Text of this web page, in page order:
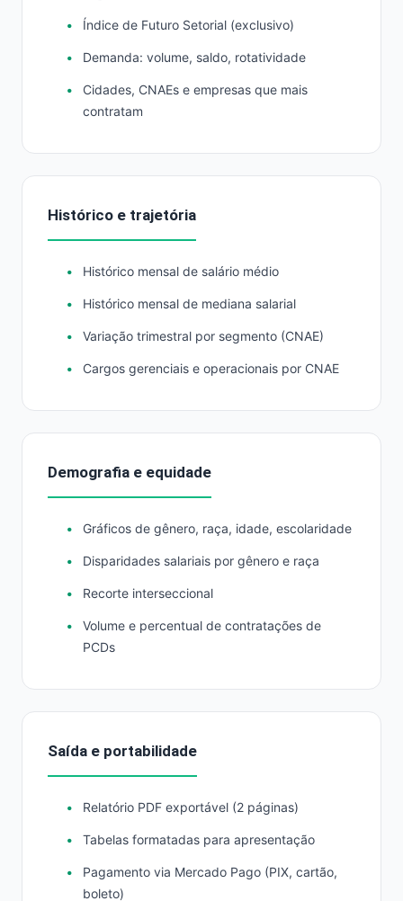
Índice de Futuro Setorial (exclusivo)
Demanda: volume, saldo, rotatividade
Cidades, CNAEs e empresas que mais
contratam
Histórico e trajetória
Histórico mensal de salário médio
Histórico mensal de mediana salarial
Variação trimestral por segmento (CNAE)
Cargos gerenciais e operacionais por CNAE
Demografia e equidade
Gráficos de gênero, raça, idade, escolaridade
Disparidades salariais por gênero e raça
Recorte interseccional
Volume e percentual de contratações de
PCDs
Saída e portabilidade
Relatório PDF exportável (2 páginas)
Tabelas formatadas para apresentação
Pagamento via Mercado Pago (PIX, cartão,
boleto)